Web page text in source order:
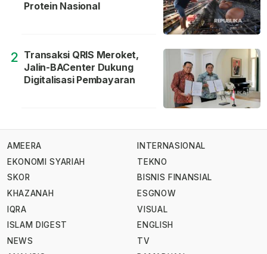
Protein Nasional
2 Transaksi QRIS Meroket,
Jalin-BACenter Dukung
Digitalisasi Pembayaran
AMEERA
EKONOMI SYARIAH
SKOR
KHAZANAH
IQRA
ISLAM DIGEST
NEWS
INTERNASIONAL
TEKNO
BISNIS FINANSIAL
ESGNOW
VISUAL
ENGLISH
TV